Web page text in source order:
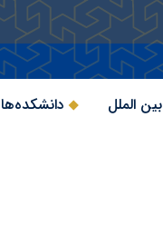
بین الملل دانشکده‌ها